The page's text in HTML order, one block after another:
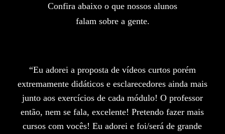
Confira abaixo o que nossos alunos
falam sobre a gente.
“Eu adorei a proposta de vídeos curtos porém
extremamente didáticos e esclarecedores ainda mais
junto aos exercícios de cada módulo! O professor
então, nem se fala, excelente! Pretendo fazer mais
cursos com vocês! Eu adorei e foi/será de grande